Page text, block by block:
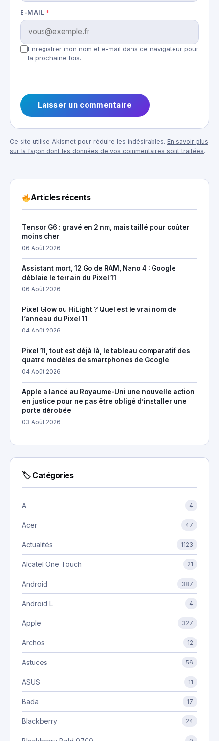
E-MAIL *
Enregistrer mon nom et e-mail dans ce navigateur pour
la prochaine fois.
Ce site utilise Akismet pour réduire les indésirables. En savoir plus
sur la façon dont les données de vos commentaires sont traitées.
Articles récents
Tensor G6 : gravé en 2 nm, mais taillé pour coûter
moins cher
06 Août 2026
Assistant mort, 12 Go de RAM, Nano 4 : Google
déblaie le terrain du Pixel 11
06 Août 2026
Pixel Glow ou HiLight ? Quel est le vrai nom de
l’anneau du Pixel 11
04 Août 2026
Pixel 11, tout est déjà là, le tableau comparatif des
quatre modèles de smartphones de Google
04 Août 2026
Apple a lancé au Royaume-Uni une nouvelle action
en justice pour ne pas être obligé d’installer une
porte dérobée
03 Août 2026
🏷 Catégories
A 4
Acer 47
Actualités 1123
Alcatel One Touch 21
Android 387
Android L 4
Apple 327
Archos 12
Astuces 56
ASUS 11
Bada 17
Blackberry 24